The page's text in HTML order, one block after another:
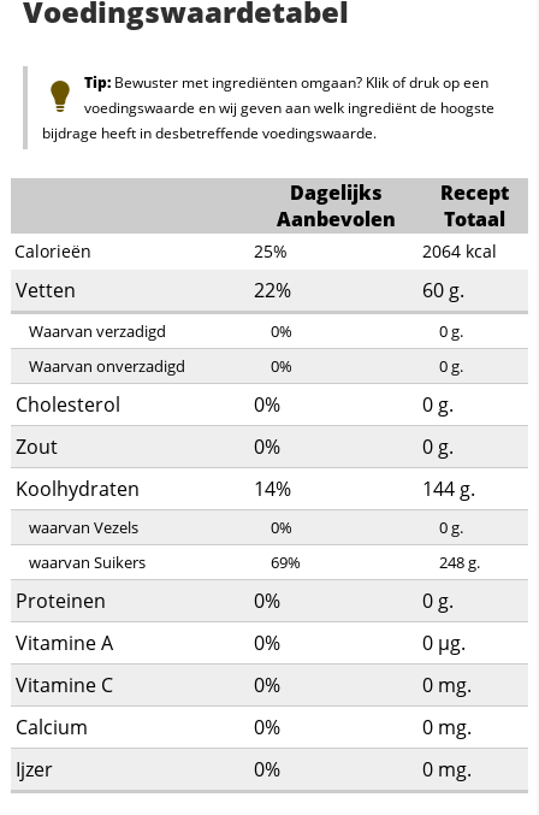
Voedingswaardetabel
Tip:Bewuster met ingrediënten omgaan? Klik of druk op een
voedingswaarde en wij geven aan welk ingrediënt de hoogste
bijdrage heeft in desbetreffende voedingswaarde.
Dagelijks
Aanbevolen
Recept
Totaal
Calorieën 25% 2064 kcal
Vetten 22% 60g.
Waarvan verzadigd 0% 0g.
Waarvan onverzadigd
0% 0g.
Cholesterol 0% 0g.
Zout
0% 0g.
Koolhydraten
14% 144g.
waarvan Vezels 0% 0g.
waarvan Suikers
69% 248g.
Proteinen 0% 0g.
Vitamine A
0% 0 µg.
Vitamine C
0% 0 mg.
Calcium
0% 0 mg.
Ijzer
0% 0 mg.